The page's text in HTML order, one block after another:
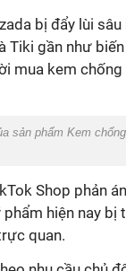
bị đẩy lùi
Tiki gần như
mua kem chống
sản phẩm Kem
Shop phản
hiện nay bị
quan.